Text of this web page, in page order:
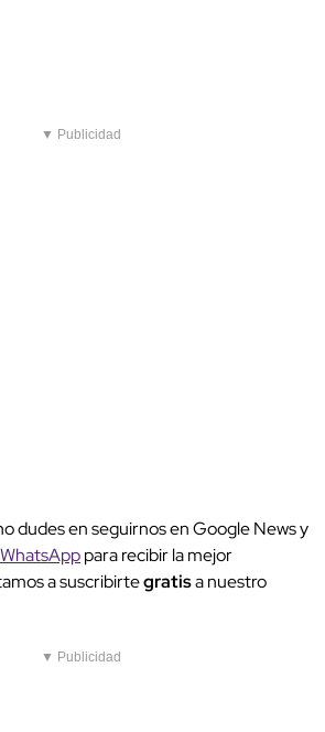
▼ Publicidad
dudes en seguirnos en Google News y
WhatsApppara recibir la mejor
a suscribirtegratisa nuestro
▼ Publicidad